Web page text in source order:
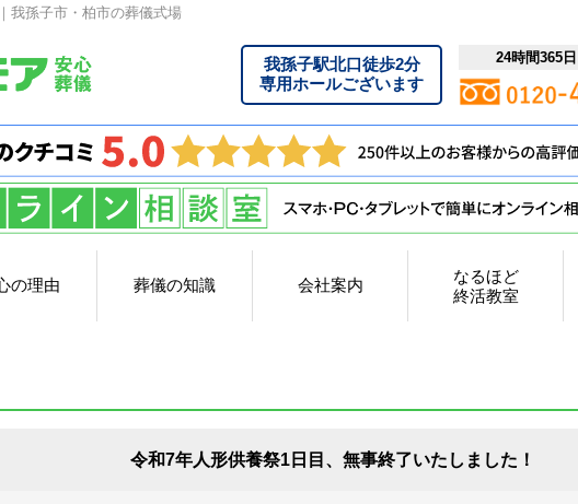
我孫子市・柏市の葬儀式場
我孫子駅北口徒歩2分
専用ホールございます
24時間365
の理由 葬儀の知識 会社案内
なるほど
終活教室
令和7年人形供養祭1日目、無事終了いたしました！